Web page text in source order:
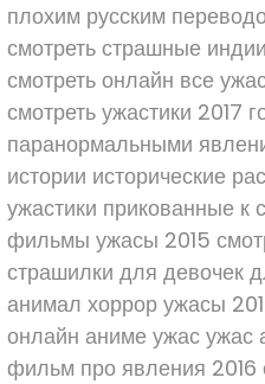
плохим русским
смотреть страшные
смотреть онлайн все
смотреть ужастики 2017
паранормальными
истории исторические
ужастики прикованные
фильмы ужасы 2015
страшилки для девочек
анимал хоррор ужасы
онлайн аниме ужас ужас
фильм про явления 2016